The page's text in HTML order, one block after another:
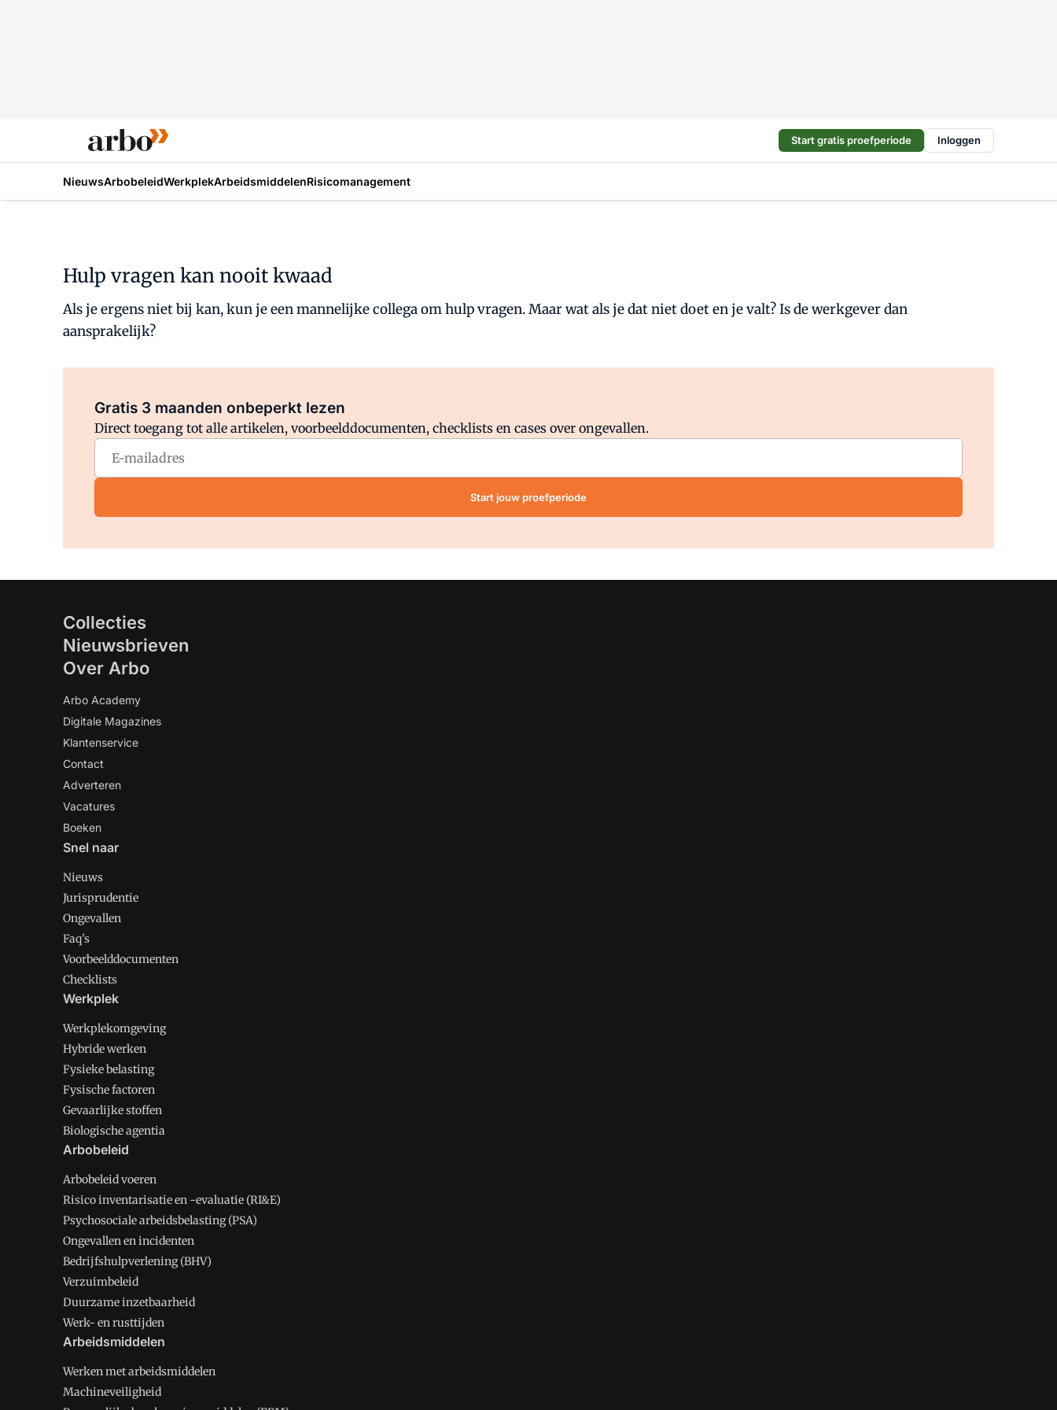
Start gratis proefperiode Inloggen
NieuwsArbobeleidWerkplekArbeidsmiddelenRisicomanagement
Hulp vragen kan nooit kwaad
Als je ergens niet bij kan, kun je een mannelijke collega om hulp vragen. Maar wat als je dat niet doet en je valt? Is de werkgever dan
aansprakelijk?
Gratis 3 maanden onbeperkt lezen
Direct toegang tot alle artikelen, voorbeelddocumenten, checklists en cases over ongevallen.
Start jouw proefperiode
Collecties
Nieuwsbrieven
Over Arbo
Arbo Academy
Digitale Magazines
Klantenservice
Contact
Adverteren
Vacatures
Boeken
Snel naar
Nieuws
Jurisprudentie
Ongevallen
Faq's
Voorbeelddocumenten
Checklists
Werkplek
Werkplekomgeving
Hybride werken
Fysieke belasting
Fysische factoren
Gevaarlijke stoffen
Biologische agentia
Arbobeleid
Arbobeleid voeren
Risico inventarisatie en -evaluatie (RI&E)
Psychosociale arbeidsbelasting (PSA)
Ongevallen en incidenten
Bedrijfshulpverlening (BHV)
Verzuimbeleid
Duurzame inzetbaarheid
Werk- en rusttijden
Arbeidsmiddelen
Werken met arbeidsmiddelen
Machineveiligheid